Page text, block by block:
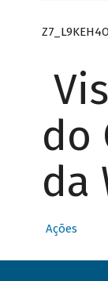
do
da
Ações